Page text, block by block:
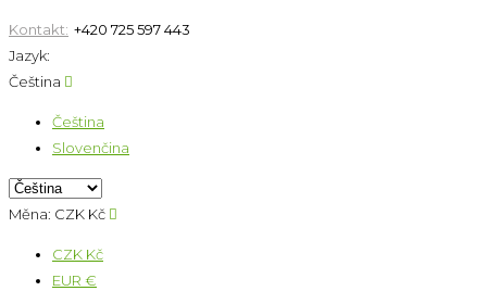
Kontakt: +420 725 597 443
Jazyk:
Čeština 
Čeština
Slovenčina
Měna: CZK Kč 
CZK Kč
EUR €